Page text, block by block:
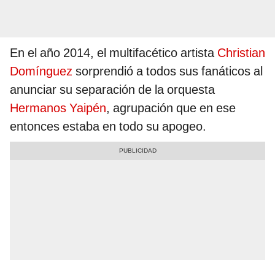
En el año 2014, el multifacético artista Christian
Domínguez sorprendió a todos sus fanáticos al
anunciar su separación de la orquesta
Hermanos Yaipén, agrupación que en ese
entonces estaba en todo su apogeo.